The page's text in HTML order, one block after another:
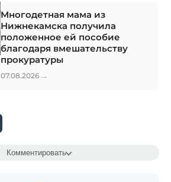
Многодетная мама из
Нижнекамска получила
положенное ей пособие
благодаря вмешательству
прокуратуры
07.08.2026 →
Комментировать